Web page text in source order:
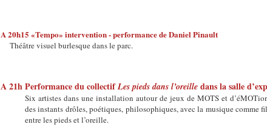
A 20h15 «Tempo» intervention - performance de Daniel Pinault
Théâtre visuel burlesque dans le parc.
A 21h Performance du collectifLes pieds dans l’oreille dans la salle
Six artistes dans une installation autour de jeux de MOTS et
des instants drôles, poétiques, philosophiques, avec la musique comme
entre les pieds et l’oreille.